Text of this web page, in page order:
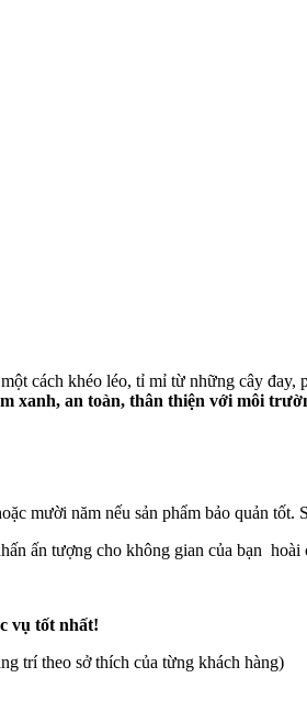
cách khéo léo, tỉ mỉ từ những cây
xanh, an toàn, thân thiện với môi
mười năm nếu sản phẩm bảo quản
ấn tượng cho không gian của bạn
vụ tốt nhất!
trí theo sở thích của từng khách hàng)